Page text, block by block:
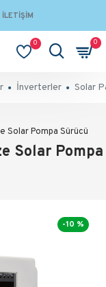
İLETIŞIM
0 0
İnverterler Solar
Solar Pompa Sürücü
Solar Pompa
-10 %